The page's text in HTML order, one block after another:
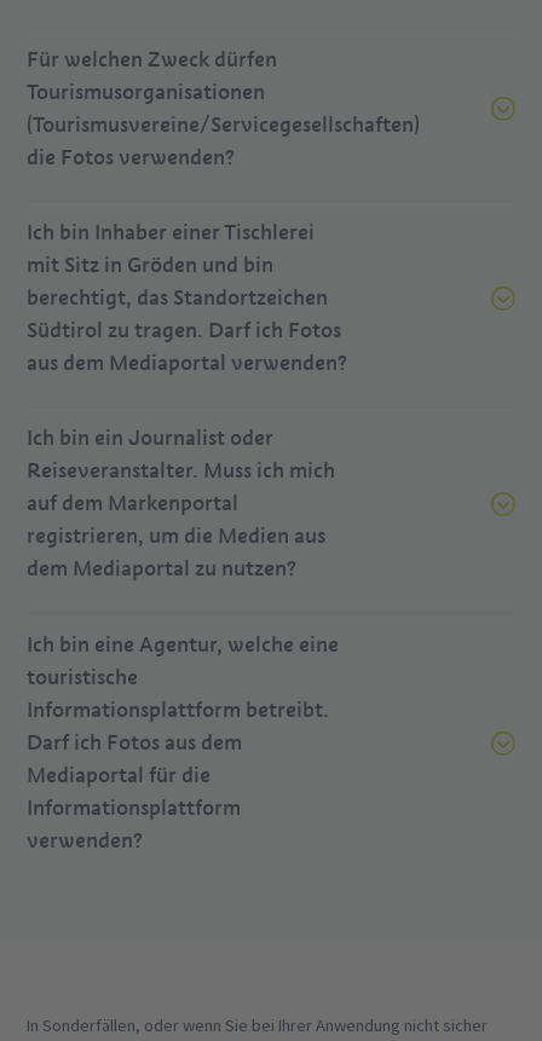
Für welchen Zweck dürfen
Tourismusorganisationen
(Tourismusvereine/Servicegesellschaften)
die Fotos verwenden?
Ich bin Inhaber einer Tischlerei
mit Sitz in Gröden und bin
berechtigt, das Standortzeichen
Südtirol zu tragen. Darf ich Fotos
aus dem Mediaportal verwenden?
Ich bin ein Journalist oder
Reiseveranstalter. Muss ich mich
auf dem Markenportal
registrieren, um die Medien aus
dem Mediaportal zu nutzen?
Ich bin eine Agentur, welche eine
touristische
Informationsplattform betreibt.
Darf ich Fotos aus dem
Mediaportal für die
Informationsplattform
verwenden?
In Sonderfällen, oder wenn Sie bei Ihrer Anwendung nicht sicher